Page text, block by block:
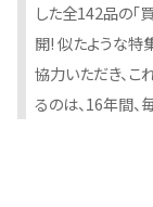
した全142品の「
開! 似たような特
協力いただき、
るのは、16年間、